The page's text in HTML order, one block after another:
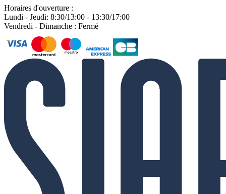
Horaires d'ouverture :
Lundi - Jeudi: 8:30/13:00 - 13:30/17:00
Vendredi - Dimanche : Fermé